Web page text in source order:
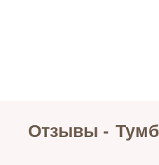
Отзывы -